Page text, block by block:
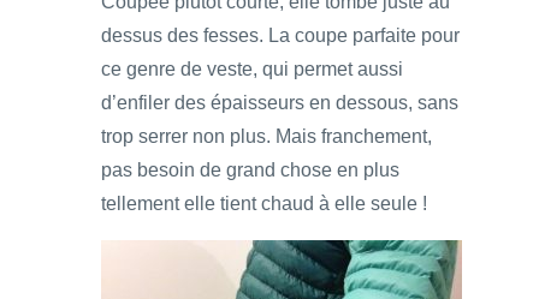
dessus des fesses. La coupe parfaite pour
ce genre de veste, qui permet aussi
d’enfiler des épaisseurs en dessous, sans
trop serrer non plus. Mais franchement,
pas besoin de grand chose en plus
tellement elle tient chaud à elle seule !